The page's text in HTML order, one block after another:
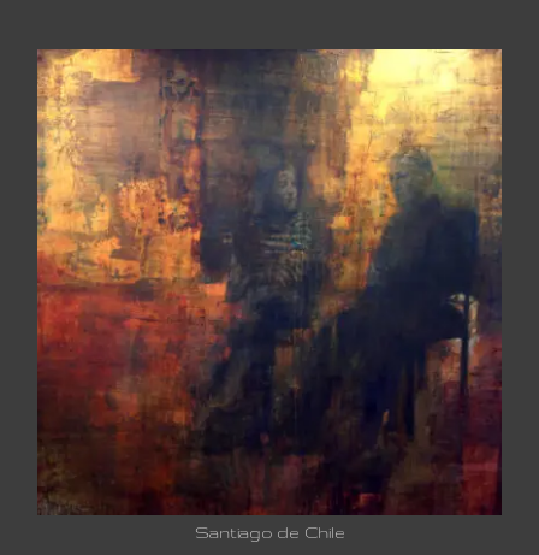
Santiago de Chile